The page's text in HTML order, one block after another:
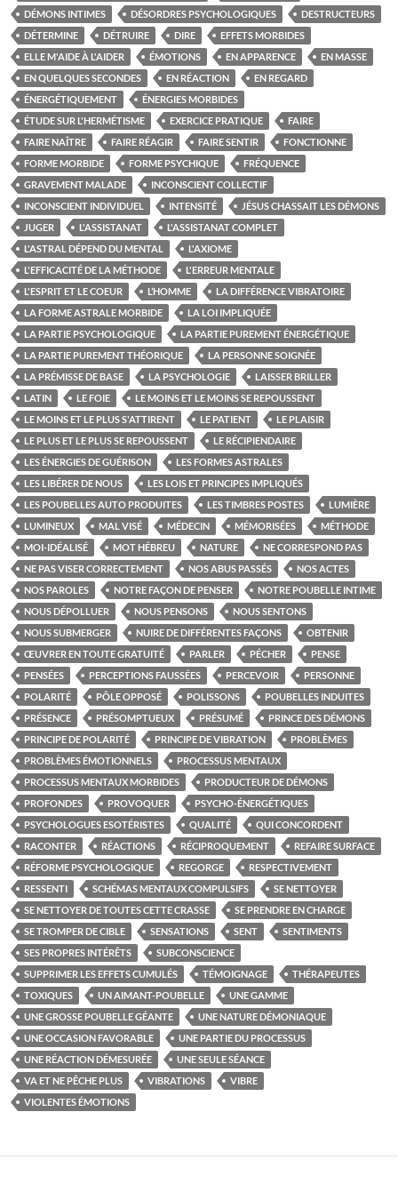
DÉMONS INTIMES DÉSORDRES PSYCHOLOGIQUES
DESTRUCTEURS
DÉTERMINE
DÉTRUIRE DIRE
EFFETS MORBIDES
ELLE M'AIDE À L'AIDER
ÉMOTIONS EN APPARENCE
EN MASSE
EN QUELQUES SECONDES
EN RÉACTION
EN REGARD
ÉNERGÉTIQUEMENT
ÉNERGIES MORBIDES
ÉTUDE SUR L'HERMÉTISME
EXERCICE PRATIQUE
FAIRE
FAIRE NAÎTRE
FAIRE RÉAGIR FAIRE SENTIR
FONCTIONNE
FORME MORBIDE
FORME PSYCHIQUE
FRÉQUENCE
GRAVEMENT MALADE
INCONSCIENT COLLECTIF
INCONSCIENT INDIVIDUEL
INTENSITÉ
JÉSUS CHASSAIT LES DÉMONS
JUGER
L'ASSISTANAT
L'ASSISTANAT COMPLET
L'ASTRAL DÉPEND DU MENTAL
L'AXIOME
L'EFFICACITÉ DE LA MÉTHODE
L'ERREUR MENTALE
L'ESPRIT ET LE COEUR
L’HOMME
LA DIFFÉRENCE VIBRATOIRE
LA FORME ASTRALE MORBIDE
LA LOI IMPLIQUÉE
LA PARTIE PSYCHOLOGIQUE
LA PARTIE PUREMENT ÉNERGÉTIQUE
LA PARTIE PUREMENT THÉORIQUE
LA PERSONNE SOIGNÉE
LA PRÉMISSE DE BASE
LA PSYCHOLOGIE
LAISSER BRILLER
LATIN
LE FOIE
LE MOINS ET LE MOINS SE REPOUSSENT
LE MOINS ET LE PLUS S'ATTIRENT
LE PATIENT
LE PLAISIR
LE PLUS ET LE PLUS SE REPOUSSENT
LE RÉCIPIENDAIRE
LES ÉNERGIES DE GUÉRISON
LES FORMES ASTRALES
LES LIBÉRER DE NOUS
LES LOIS ET PRINCIPES IMPLIQUÉS
LES POUBELLES AUTO PRODUITES
LES TIMBRES POSTES
LUMIÈRE
LUMINEUX
MAL VISÉ MÉDECIN MÉMORISÉES
MÉTHODE
MOI-IDÉALISÉ
MOT HÉBREU NATURE
NE CORRESPOND PAS
NE PAS VISER CORRECTEMENT
NOS ABUS PASSÉS
NOS ACTES
NOS PAROLES
NOTRE FAÇON DE PENSER
NOTRE POUBELLE INTIME
NOUS DÉPOLLUER
NOUS PENSONS
NOUS SENTONS
NOUS SUBMERGER
NUIRE DE DIFFÉRENTES FAÇONS
OBTENIR
ŒUVRER EN TOUTE GRATUITÉ
PARLER PÉCHER
PENSE
PENSÉES
PERCEPTIONS FAUSSÉES PERCEVOIR
PERSONNE
POLARITÉ
PÔLE OPPOSÉ POLISSONS
POUBELLES INDUITES
PRÉSENCE
PRÉSOMPTUEUX PRÉSUMÉ
PRINCE DES DÉMONS
PRINCIPE DE POLARITÉ
PRINCIPE DE VIBRATION
PROBLÈMES
PROBLÈMES ÉMOTIONNELS
PROCESSUS MENTAUX
PROCESSUS MENTAUX MORBIDES
PRODUCTEUR DE DÉMONS
PROFONDES
PROVOQUER
PSYCHO-ÉNERGÉTIQUES
PSYCHOLOGUES ESOTÉRISTES
QUALITÉ
QUI CONCORDENT
RACONTER
RÉACTIONS RÉCIPROQUEMENT
REFAIRE SURFACE
RÉFORME PSYCHOLOGIQUE
REGORGE
RESPECTIVEMENT
RESSENTI
SCHÉMAS MENTAUX COMPULSIFS
SE NETTOYER
SE NETTOYER DE TOUTES CETTE CRASSE
SE PRENDRE EN CHARGE
SE TROMPER DE CIBLE
SENSATIONS SENT
SENTIMENTS
SES PROPRES INTÉRÊTS
SUBCONSCIENCE
SUPPRIMER LES EFFETS CUMULÉS
TÉMOIGNAGE
THÉRAPEUTES
TOXIQUES
UN AIMANT-POUBELLE
UNE GAMME
UNE GROSSE POUBELLE GÉANTE
UNE NATURE DÉMONIAQUE
UNE OCCASION FAVORABLE
UNE PARTIE DU PROCESSUS
UNE RÉACTION DÉMESURÉE
UNE SEULE SÉANCE
VA ET NE PÊCHE PLUS
VIBRATIONS
VIBRE
VIOLENTES ÉMOTIONS